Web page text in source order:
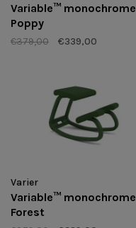
Variable™ monochrome
Poppy
€379,00 €339,00
Varier
Variable™ monochrome
Forest